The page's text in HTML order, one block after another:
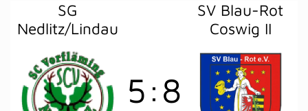
SG
Nedlitz/Lindau
SV Blau-Rot
Coswig II
5 : 8